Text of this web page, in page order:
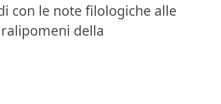
con le note filologiche alle
della